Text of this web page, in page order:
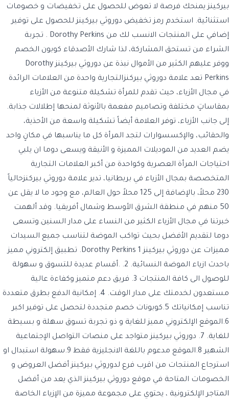
بيركينز يمنحك فرصة لا تعوض للحصول على تخفيضات و خصومات
استثنائية. استخدم رمز تخفيض دوروثي بيركينز للحصول على توفير
إضافي على المنتجات الانسب لك من Dorothy Perkins . تجربة
الشراء من تستحق المشاركة، لذا شارك الأصدقاء كوبون الخصم
ووفر عليهم الكثير من الأموال نبذة عن دوروثي بيركينز Dorothy
Perkins تعد علامة دوروثي بيركنزالتجارية واحدة من العلامات الرائدة
في مجال الأزياء، حيث تقدم للمرأة تشكيلة متنوعة من الأزياء
بمقاساتٍ مختلفة وتصاميم مفعمة بالأنوثة لمنحها إطلالات جذابة.
إلى جانب الأزياء، توفر العلامة أيضاً تشكيلة واسعة من الأحذية،
والحقائب، والإكسسوارات لتجد المرأة كل ما يناسبها في مكانٍ واحد
يضم العديد من الموديلات المميزة و الأنيقة ويسعى دوما ان يلبي
احتياجات المرأة العصرية وكواحدة من أكبر العلامات التجارية
المتخصصة بمجال الأزياء في بريطانيا، تدير علامة دوروثي بيركنزحالياً
230 محلاً، بالإضافة إلى 125 محلاً حول العالم، مع وجود ما لا يقل عن
50 منهم في منطقة الشرق الأوسط وشمال أفريقيا. وقد ألهمت
خبرتنا في مجال الأزياء الكثير من النساء على مدار السنين.وتسعى
دوما لتقديم الأفضل بحيث تواكب الموضة لتناسب جميع السيدات
مميزات عن دوروثي بيركينز Dorothy Perkins ‎1. تطبيق إلكتروني مميز
باحدث ازياء الموضة النسائية. ‎2. .أقسام عديدة للتسوق و سهولة
للوصول الى كافة المنتجات ‎3. فريق دعم متميز وكفاءة عالية
مستعدون لخدمتك على مدار الوقت. ‎4. إمكانية الدفع بطرق متعددة
تناسب إمكانياتك ‎5.كوبونات خصم متجددة لتحصل على توفير اكبر
‎6.الموقع الإلكتروني مميز للغاية و ذو تجربة تسوق سهلة و بسيطة
للغاية. ‎7. دوروثي بيركينز متواجد على منصات التواصل الإجتماعية
الشهير ‎8.الموقع مدعوم باللغة الانجليزية فقط ‎9.سهولة استبدال او
استرجاع المنتجات من اقرب فرع لدوروثي بيركينز أفضل العروض و
الخصومات المتاحة في موقع دوروثي بيركينز الذي يعد من أفضل
المتاجر الإلكترونية ، يحتوي على مجموعة مميزة من الإزياء الخاصة